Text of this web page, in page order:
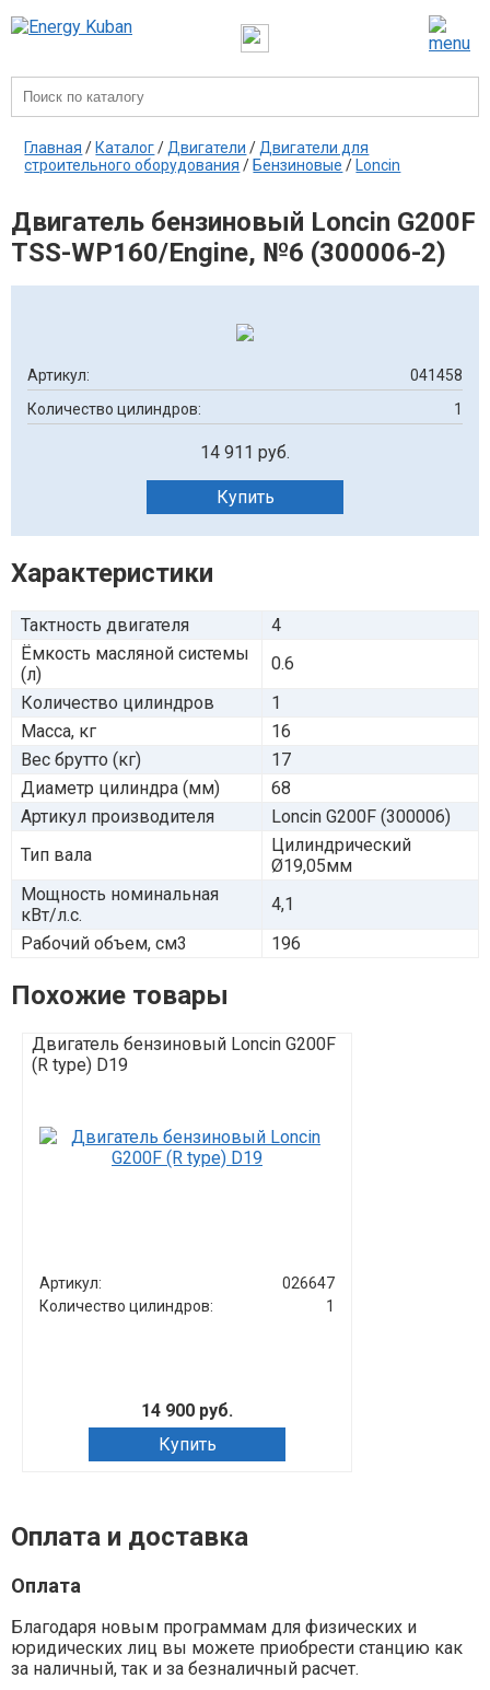
Главная / Каталог/ Двигатели / Двигатели для
строительного оборудования / Бензиновые / Loncin
Двигатель бензиновый Loncin G200F
TSS-WP160/Engine, №6 (300006-2)
Артикул:
041458
Количество цилиндров:
1
14 911 руб.
Купить
Характеристики
Тактность двигателя
4
Ёмкость масляной системы
(л)
0.6
Количество цилиндров
1
Масса, кг
16
Вес брутто (кг)
17
Диаметр цилиндра (мм)
68
Артикул производителя
Loncin G200F (300006)
Тип вала
Цилиндрический
Ø19,05мм
Мощность номинальная
кВт/л.с.
4,1
Рабочий объем, см3
196
Похожие товары
Двигатель бензиновый Loncin G200F
(R type) D19
Артикул:
026647
Количество цилиндров:
1
14 900 руб.
Купить
Оплата и доставка
Оплата
Благодаря новым программам для физических и
юридических лиц вы можете приобрести станцию как
за наличный, так и за безналичный расчет.